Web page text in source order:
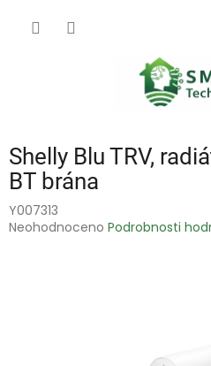
Shelly Blu TRV,
BT brána
Y007313
Průměrné
Neohodnoceno Podrobnosti